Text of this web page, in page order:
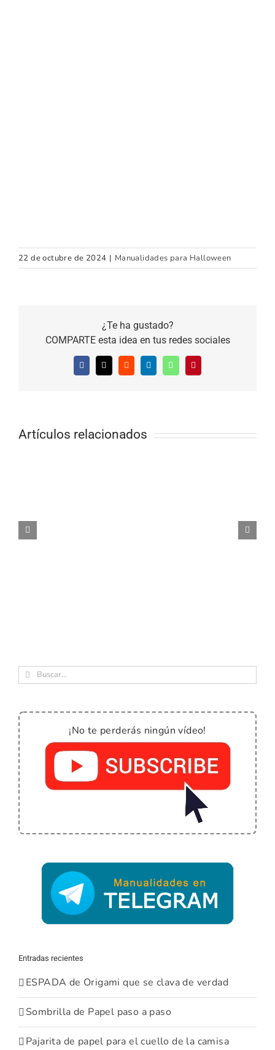
22 de octubre de 2024 | Manualidades para Halloween
¿Te ha gustado?
COMPARTE esta idea en tus redes sociales
Facebook
X RedditLinkedInWhatsAppPinterest
Artículos relacionados
Buscar:
¡No te perderás ningún vídeo!
Entradas recientes
ESPADA de Origami que se clava de verdad
Sombrilla de Papel paso a paso
Pajarita de papel para el cuello de la camisa